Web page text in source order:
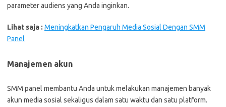
parameter audiens yang Anda inginkan.
Lihat saja : Meningkatkan Pengaruh Media Sosial Dengan SMM
Panel
Manajemen akun
SMM panel membantu Anda untuk melakukan manajemen banyak
akun media sosial sekaligus dalam satu waktu dan satu platform.